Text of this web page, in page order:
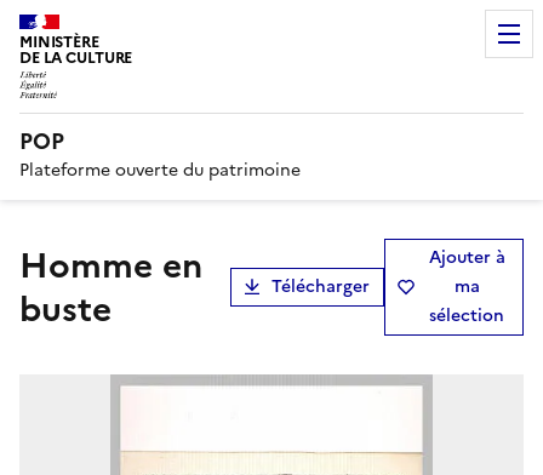
MINISTÈRE
DE LA CULTURE
POP
Plateforme ouverte du patrimoine
Homme en
buste
Télécharger
Ajouter à
ma
sélection